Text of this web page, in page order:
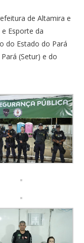
de Altamira e
Esporte da
do Estado do Pará
(Setur) e do